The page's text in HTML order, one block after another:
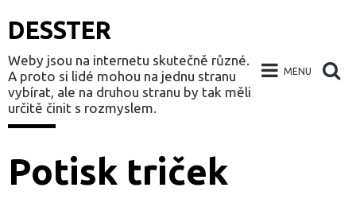
DESSTER
Weby jsou na internetu skutečně různé.
A proto si lidé mohou na jednu stranu
vybírat, ale na druhou stranu by tak měli
určitě činit s rozmyslem.
MENU
Potisk triček